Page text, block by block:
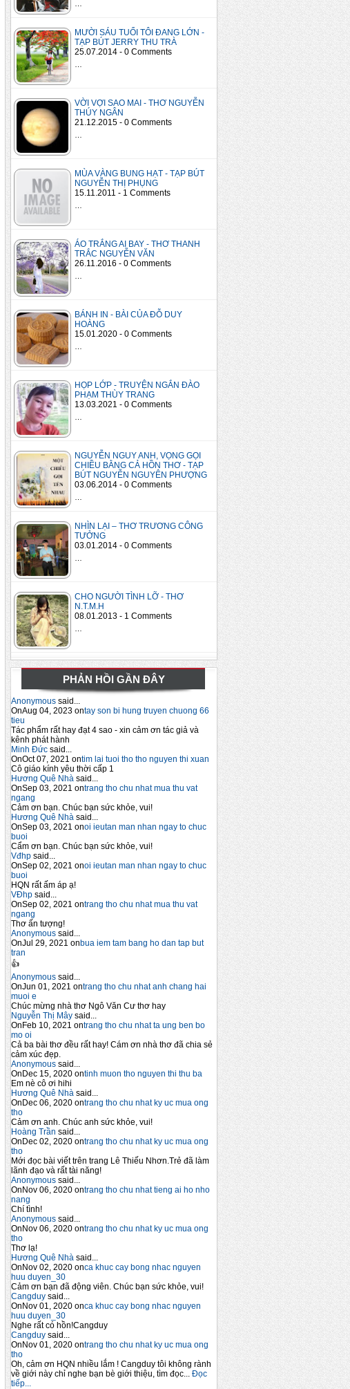
MƯỜI SÁU TUỔI TÔI ĐANG LỚN -
TẠP BÚT JERRY THU TRÀ
25.07.2014 - 0 Comments
VỜI VỢI SAO MAI - THƠ NGUYỄN
THÚY NGÂN
21.12.2015 - 0 Comments
MÙA VÀNG BUNG HẠT - TẠP BÚT
NGUYỄN THỊ PHỤNG
15.11.2011 - 1 Comments
ÁO TRẮNG AI BAY - THƠ THANH
TRẮC NGUYỄN VĂN
26.11.2016 - 0 Comments
BÁNH IN - BÀI CỦA ĐỖ DUY
HOÀNG
15.01.2020 - 0 Comments
HỌP LỚP - TRUYỆN NGẮN ĐÀO
PHẠM THÙY TRANG
13.03.2021 - 0 Comments
NGUYỄN NGUY ANH, VỌNG GỌI
CHIỀU BẰNG CẢ HỒN THƠ - TẠP
BÚT NGUYỄN NGUYÊN PHƯỢNG
03.06.2014 - 0 Comments
NHÌN LẠI – THƠ TRƯƠNG CÔNG
TƯỞNG
03.01.2014 - 0 Comments
CHO NGƯỜI TÌNH LỠ - THƠ
N.T.M.H
08.01.2013 - 1 Comments
PHẢN HỒI GẦN ĐÂY
Anonymous said...
OnAug 04, 2023 ontay son bi hung truyen chuong 66
tieu
Tác phẩm rất hay đạt 4 sao - xin cảm ơn tác giả và
kênh phát hành
Minh Đức said...
OnOct 07, 2021 ontim lai tuoi tho tho nguyen thi xuan
Cô giáo kính yêu thời cấp 1
Hương Quê Nhà said...
OnSep 03, 2021 ontrang tho chu nhat mua thu vat
ngang
Cảm ơn bạn. Chúc bạn sức khỏe, vui!
Hương Quê Nhà said...
OnSep 03, 2021 onoi ieutan man nhan ngay to chuc
buoi
Cẩm ơn bạn. Chúc bạn sức khỏe, vui!
Vđhp said...
OnSep 02, 2021 onoi ieutan man nhan ngay to chuc
buoi
HQN rất ấm áp ạ!
VĐhp said...
OnSep 02, 2021 ontrang tho chu nhat mua thu vat
ngang
Thơ ấn tượng!
Anonymous said...
OnJul 29, 2021 onbua iem tam bang ho dan tap but
tran
👍
Anonymous said...
OnJun 01, 2021 ontrang tho chu nhat anh chang hai
muoi e
Chúc mừng nhà thơ Ngô Văn Cư thơ hay
Nguyễn Thị Mây said...
OnFeb 10, 2021 ontrang tho chu nhat ta ung ben bo
mo oi
Cả ba bài thơ đều rất hay! Cám ơn nhà thơ đã chia sẻ
cảm xúc đẹp.
Anonymous said...
OnDec 15, 2020 ontinh muon tho nguyen thi thu ba
Em nè cô ơi hihi
Hương Quê Nhà said...
OnDec 06, 2020 ontrang tho chu nhat ky uc mua ong
tho
Cảm ơn anh. Chúc anh sức khỏe, vui!
Hoàng Trần said...
OnDec 02, 2020 ontrang tho chu nhat ky uc mua ong
tho
Mới đọc bài viết trên trang Lê Thiếu Nhơn.Trẻ đã làm
lãnh đạo và rất tài năng!
Anonymous said...
OnNov 06, 2020 ontrang tho chu nhat tieng ai ho nho
nang
Chí tình!
Anonymous said...
OnNov 06, 2020 ontrang tho chu nhat ky uc mua ong
tho
Thơ lạ!
Hương Quê Nhà said...
OnNov 02, 2020 onca khuc cay bong nhac nguyen
huu duyen_30
Cảm ơn bạn đã động viên. Chúc bạn sức khỏe, vui!
Cangduy said...
OnNov 01, 2020 onca khuc cay bong nhac nguyen
huu duyen_30
Nghe rất có hồn!Cangduy
Cangduy said...
OnNov 01, 2020 ontrang tho chu nhat ky uc mua ong
tho
Oh, cảm ơn HQN nhiều lắm ! Cangduy tôi không rành
về giới này chỉ nghe bạn bè giới thiệu, tìm đọc... Đọc
tiếp...